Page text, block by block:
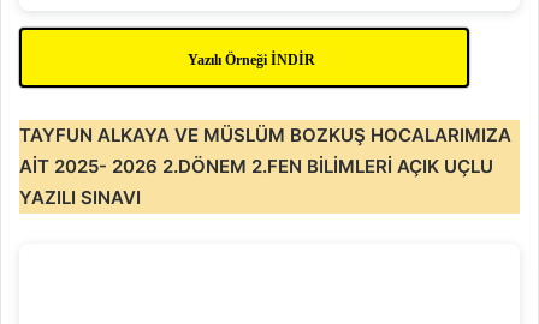
Yazılı Örneği İNDİR
TAYFUN ALKAYA VE MÜSLÜM BOZKUŞ HOCALARIMIZA
AİT 2025- 2026 2.DÖNEM 2.FEN BİLİMLERİ AÇIK UÇLU
YAZILI SINAVI